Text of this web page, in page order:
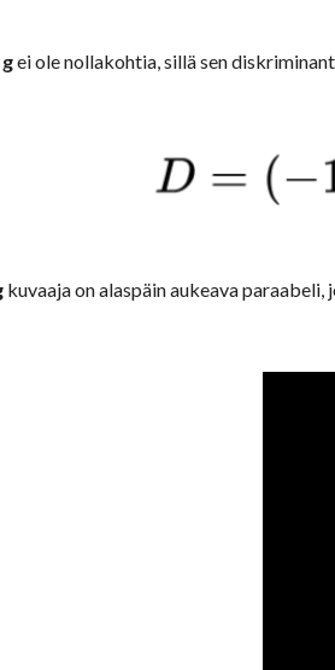
g ei ole nollakohtia, sillä sen
kuvaaja on alaspäin aukeava